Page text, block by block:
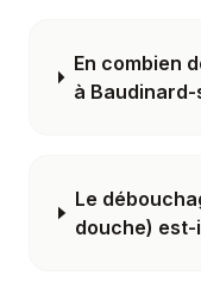
En combien
à
Le
douche) est-